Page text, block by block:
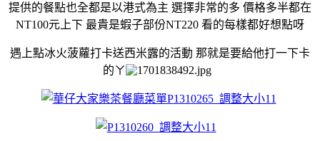
提供的餐點也全都是以港式為主 選擇非常的多 價格多半都在
NT100元上下 最貴是蝦子部份NT220 看的每樣都好想點呀
遇上點冰火菠蘿打卡送西米露的活動 那就是要給他打一下卡
的ㄚ